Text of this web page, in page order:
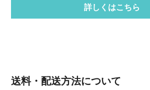
詳しくはこちら
送料・配送方法について